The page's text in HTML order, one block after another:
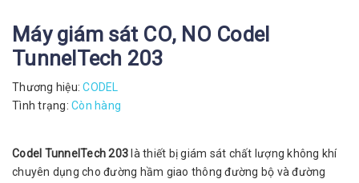
Máy giám sát CO, NO Codel
TunnelTech 203
Thương hiệu: CODEL
Tình trạng: Còn hàng
Codel TunnelTech 203 là thiết bị giám sát chất lượng không khí
chuyên dụng cho đường hầm giao thông đường bộ và đường